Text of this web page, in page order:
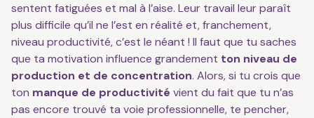
sentent fatiguées et mal à l’aise. Leur travail leur paraît
plus difficile qu’il ne l’est en réalité et, franchement,
niveau productivité, c’est le néant ! Il faut que tu saches
que ta motivation influence grandement ton niveau de
production et de concentration. Alors, si tu crois que
ton manque de productivité vient du fait que tu n’as
pas encore trouvé ta voie professionnelle, te pencher,